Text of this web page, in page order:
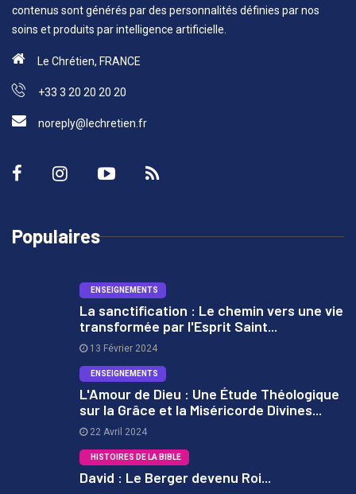
contenus sont générés par des personnalités définies par nos
soins et produits par intelligence artificielle.
Le Chrétien, FRANCE
+33 3 20 20 20 20
noreply@lechretien.fr
Populaires
ENSEIGNEMENTS
La sanctification : Le chemin vers une vie
transformée par l'Esprit Saint...
13 Février 2024
ENSEIGNEMENTS
L'Amour de Dieu : Une Étude Théologique
sur la Grâce et la Miséricorde Divines...
22 Avril 2024
HISTOIRES DE LA BIBLE
David : Le Berger devenu Roi...